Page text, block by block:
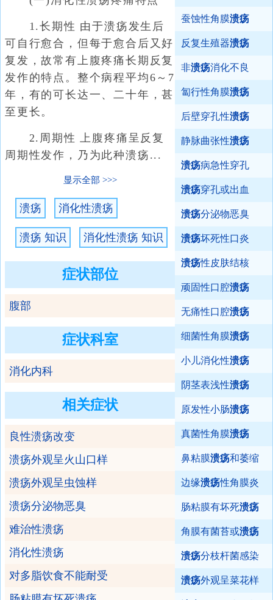
蚕蚀性角膜溃疡
反复生殖器溃疡
非溃疡消化不良
匐行性角膜溃疡
后壁穿孔性溃疡
静脉曲张性溃疡
溃疡病急性穿孔
溃疡穿孔或出血
溃疡分泌物恶臭
溃疡坏死性口炎
溃疡性皮肤结核
顽固性口腔溃疡
无痛性口腔溃疡
细菌性角膜溃疡
小儿消化性溃疡
阴茎表浅性溃疡
原发性小肠溃疡
真菌性角膜溃疡
鼻粘膜溃疡和萎缩
边缘溃疡性角膜炎
肠粘膜有坏死溃疡
角膜有菌苔或溃疡
溃疡分枝杆菌感染
溃疡外观呈菜花样
1.长期性 由于溃疡发生后
可自行愈合，但每于愈合后又好
复发，故常有上腹疼痛长期反复
发作的特点。整个病程平均6～7
年，有的可长达一、二十年，甚
至更长。
2.周期性 上腹疼痛呈反复
周期性发作，乃为此种溃疡...
显示全部
溃疡 消化性溃疡
溃疡 知识 消化性溃疡 知识
症状部位
腹部
症状科室
消化内科
相关症状
良性溃疡改变
溃疡外观呈火山口样
溃疡外观呈虫蚀样
溃疡分泌物恶臭
难治性溃疡
消化性溃疡
对多脂饮食不能耐受